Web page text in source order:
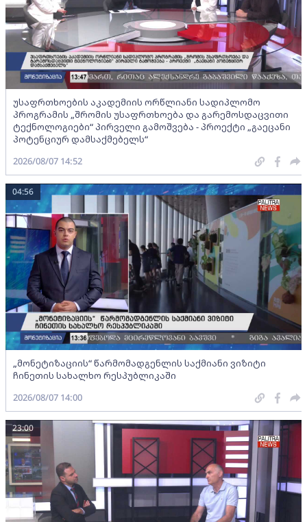
უსაფრთხოების აკადემიის ორწლიანი სადიპლომო
პროგრამის „შრომის უსაფრთხოება და გარემოსდაცვითი
ტექნოლოგიები“ პირველი გამოშვება - პროექტი „გაეცანი
პოტენციურ დამსაქმებელს“
2026/08/07 14:52
„მონეტიზაციის“ წარმომადგენლის საქმიანი ვიზიტი
ჩინეთის სახალხო რესპუბლიკაში
04:56
2026/08/07 14:00
23:00